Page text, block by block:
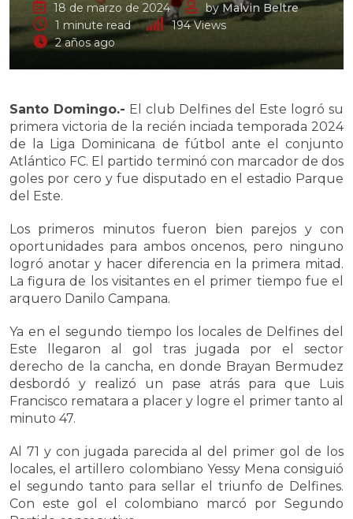
18 de marzo de 2024 byMalvin Beltre
1 minute read
194Views
2 años ago
Santo Domingo.- El club Delfines del Este logró su
primera victoria de la recién inciada temporada 2024
de la Liga Dominicana de fútbol ante el conjunto
Atlántico FC. El partido terminó con marcador de dos
goles por cero y fue disputado en el estadio Parque
del Este.
Los primeros minutos fueron bien parejos y con
oportunidades para ambos oncenos, pero ninguno
logró anotar y hacer diferencia en la primera mitad.
La figura de los visitantes en el primer tiempo fue el
arquero Danilo Campana.
Ya en el segundo tiempo los locales de Delfines del
Este llegaron al gol tras jugada por el sector
derecho de la cancha, en donde Brayan Bermudez
desbordó y realizó un pase atrás para que Luis
Francisco rematara a placer y logre el primer tanto al
minuto 47.
Al 71 y con jugada parecida al del primer gol de los
locales, el artillero colombiano Yessy Mena consiguió
el segundo tanto para sellar el triunfo de Delfines.
Con este gol el colombiano marcó por Segundo